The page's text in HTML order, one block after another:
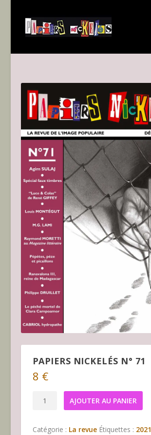
PAPIERS NICKELÉS N° 71
8 €
quantité
Nickelés
AJOUTER AU PANIER
Catégorie : La revue Étiquettes : 2021